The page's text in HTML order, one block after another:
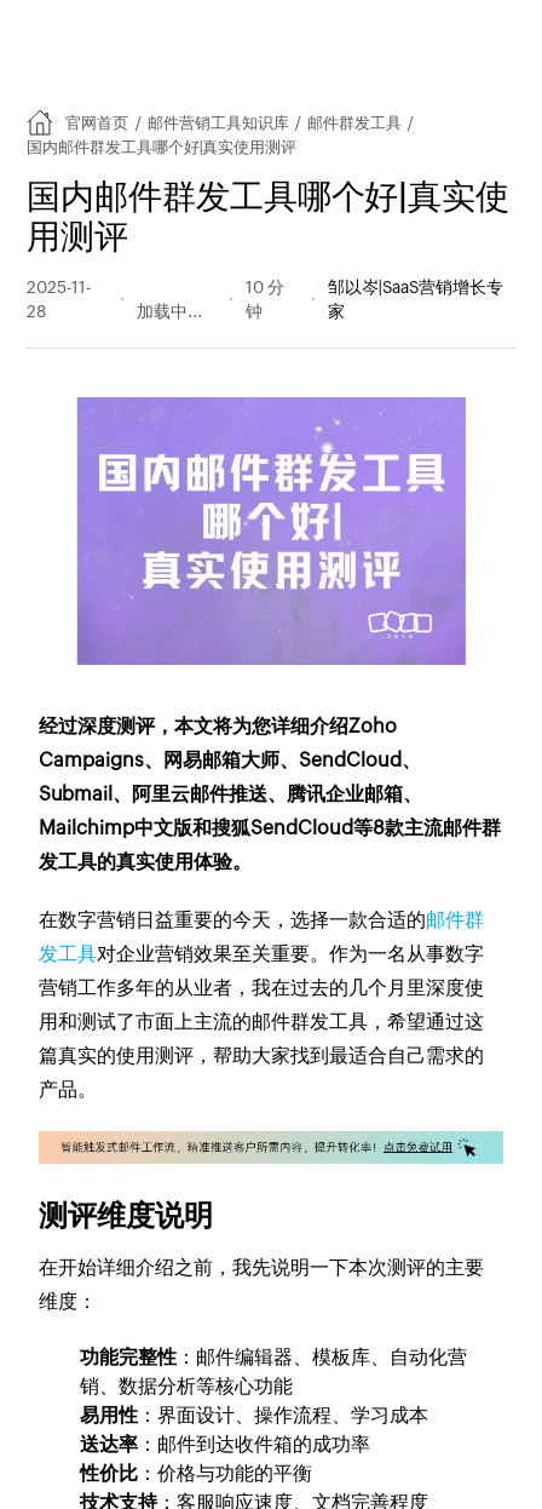
官网首页 / 邮件营销工具知识库 / 邮件群发工具 /
国内邮件群发工具哪个好|真实使用测评
国内邮件群发工具哪个好|真实使
用测评
2025-11-
28
量
10 分
钟
邹以岑|SaaS营销增长专
家
经过深度测评，本文将为您详细介绍Zoho
Campaigns、网易邮箱大师、SendCloud、
Submail、阿里云邮件推送、腾讯企业邮箱、
Mailchimp中文版和搜狐SendCloud等8款主流邮件群
发工具的真实使用体验。
在数字营销日益重要的今天，选择一款合适的邮件群
发工具对企业营销效果至关重要。作为一名从事数字
营销工作多年的从业者，我在过去的几个月里深度使
用和测试了市面上主流的邮件群发工具，希望通过这
篇真实的使用测评，帮助大家找到最适合自己需求的
产品。
测评维度说明
在开始详细介绍之前，我先说明一下本次测评的主要
维度：
功能完整性 ：邮件编辑器、模板库、自动化营
销、数据分析等核心功能
易用性 ：界面设计、操作流程、学习成本
送达率 ：邮件到达收件箱的成功率
性价比 ：价格与功能的平衡
技术支持：客服响应速度、文档完善程度